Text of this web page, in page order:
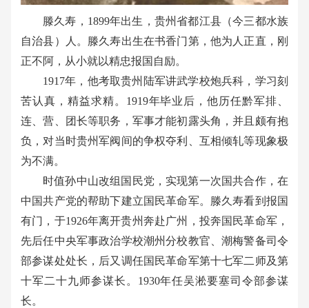
滕久寿，1899年出生，贵州省都江县（今三都水族
自治县）人。滕久寿出生在书香门第，他为人正直，刚
正不阿，从小就以精忠报国自励。
1917年，他考取贵州陆军讲武学校炮兵科，学习刻
苦认真，精益求精。 1919年毕业后，他历任黔军排、
连、营、团长等职务，军事才能初露头角，并且颇有抱
负，对当时贵州军阀间的争权夺利、互相倾轧等现象极
为不满。
时值孙中山改组国民党，实现第一次国共合作，在
中国共产党的帮助下建立国民革命军。滕久寿看到报国
有门，于1926年离开贵州奔赴广州，投奔国民革命军，
先后任中央军事政治学校潮州分校教官、潮梅警备司令
部参谋处处长，后又调任国民革命军第十七军二师及第
十军二十九师参谋长。 1930年任吴淞要塞司令部参谋
长。